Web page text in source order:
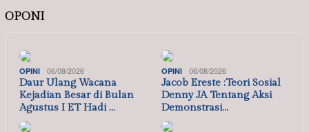
OPONI
OPINI 06/08/2026
Daur Ulang Wacana
Kejadian Besar di Bulan
Agustus I ET Hadi …
OPINI 06/08/2026
Jacob Ereste :Teori Sosial
Denny JA Tentang Aksi
Demonstrasi…